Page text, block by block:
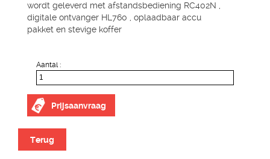
wordt geleverd met afstandsbediening RC402N ,
digitale ontvanger HL760 , oplaadbaar accu
pakket en stevige koffer
Aantal :
Prijsaanvraag
Terug